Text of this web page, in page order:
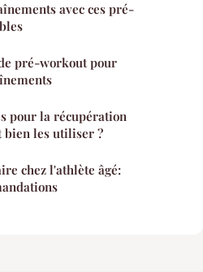
avec ces pré-
pré-workout pour
pour la récupération
bien les utiliser ?
chez l'athlète âgé: